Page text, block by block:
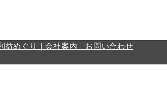
益めぐり｜会社案内｜ お問い合わせ